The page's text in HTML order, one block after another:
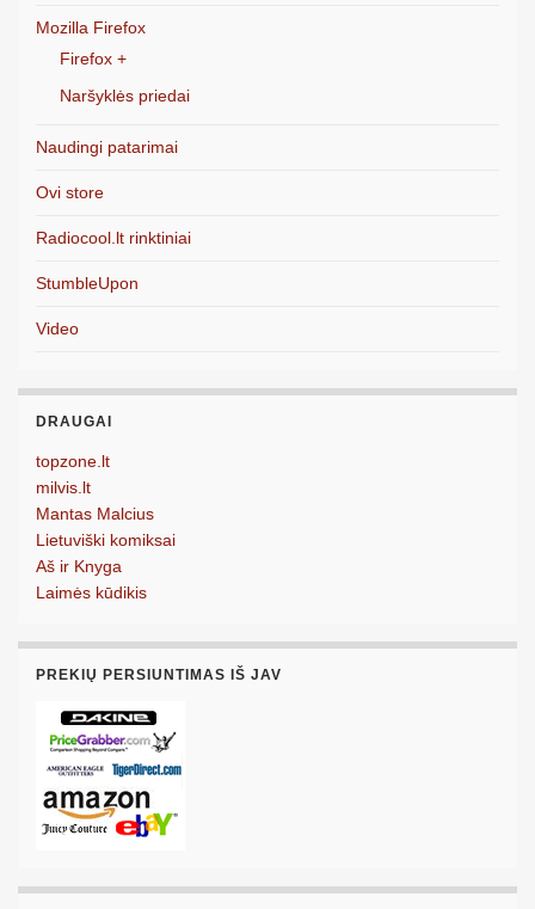
Mozilla Firefox
Firefox +
Naršyklės priedai
Naudingi patarimai
Ovi store
Radiocool.lt rinktiniai
StumbleUpon
Video
DRAUGAI
topzone.lt
milvis.lt
Mantas Malcius
Lietuviški komiksai
Aš ir Knyga
Laimės kūdikis
PREKIŲ PERSIUNTIMAS IŠ JAV